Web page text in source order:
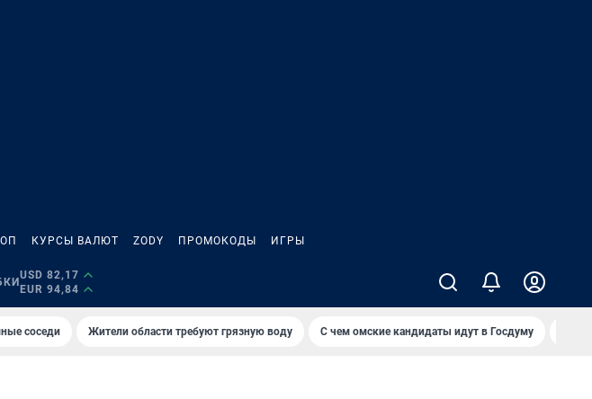
КУРСЫ ВАЛЮТ ZODY ПРОМОКОДЫ ИГРЫ
USD 82,17
EUR 94,84
соседи Жители области требуют грязную воду С чем омские кандидаты идут в Госдуму